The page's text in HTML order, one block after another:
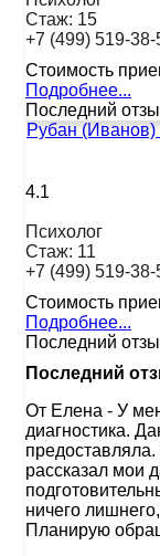
Стаж: 15
+7 (499) 519-38-
Стоимость
Подробнее...
Последний
Рубан
4.1
Психолог
Стаж: 11
+7 (499) 519-38-
Стоимость
Подробнее...
Последний
Последний
От Елена - У
диагностика.
рассказал мои
ничего
Планирую